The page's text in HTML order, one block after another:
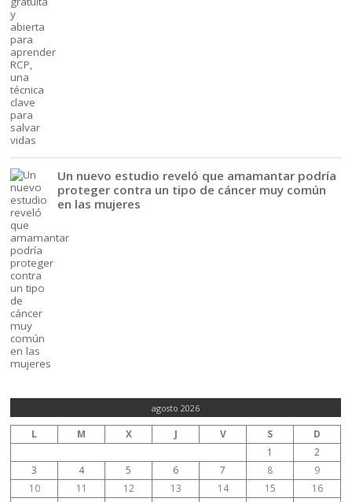
Un nuevo estudio reveló que amamantar podría
proteger contra un tipo de cáncer muy común
en las mujeres
agosto 2026
L M X J V S
D
1
2
3
4 5 6 7 8
9
10
11 12 13 14 15
16